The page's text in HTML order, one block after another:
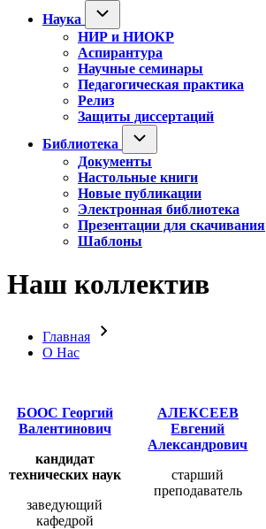
Наука
Наука
НИР и НИОКР
Аспирантура
Научные семинары
Педагогическая практика
Релиз
Защиты диссертаций
Библиотека
Библиотека
Документы
Настольные книги
Новые публикации
Электронная библиотека
Презентации для скачивания
Шаблоны
Наш коллектив
Строка
Главная
О Нас
БООС Георгий
Валентинович
кандидат
технических наук
заведующий
кафедрой
АЛЕКСЕЕВ
Евгений
Александрович
старший
преподаватель